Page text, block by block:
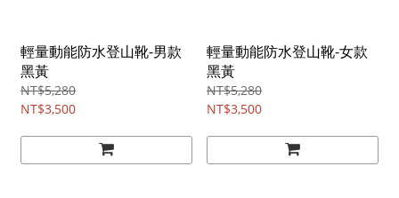
輕量動能防水登山靴-男款
黑黃
NT$5,280
NT$3,500
輕量動能防水登山靴-女款
黑黃
NT$5,280
NT$3,500